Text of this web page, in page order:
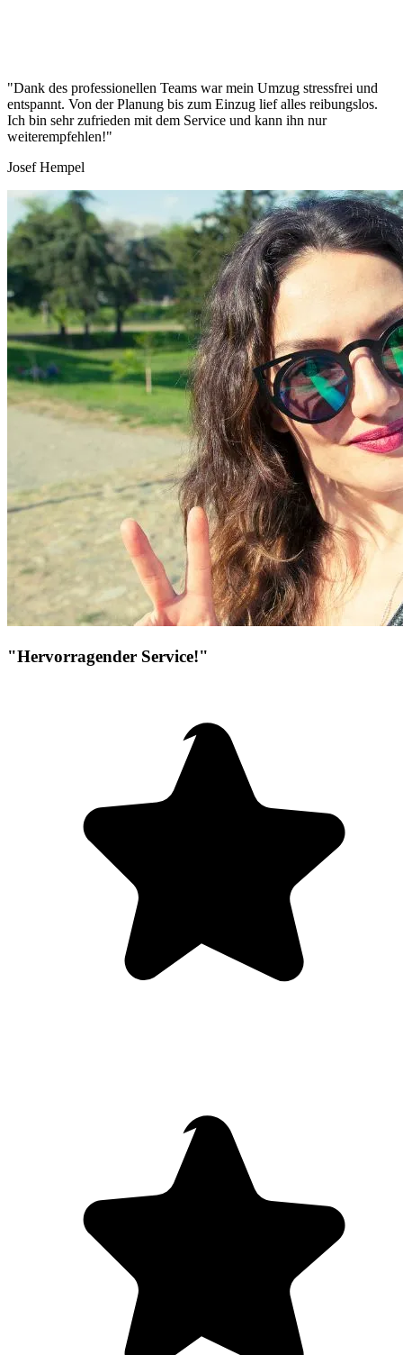
"Dank des professionellen Teams war mein Umzug stressfrei und
entspannt. Von der Planung bis zum Einzug lief alles reibungslos.
Ich bin sehr zufrieden mit dem Service und kann ihn nur
weiterempfehlen!"
Josef Hempel
"Hervorragender Service!"